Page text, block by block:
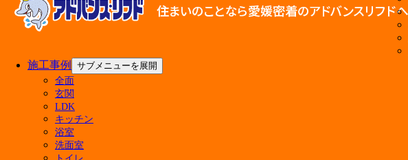
施工事例
サブメニューを展開
全面
玄関
LDK
キッチン
浴室
洗面室
アドバンス・リフドについて
選ばれる理由
会社案内
代表挨拶